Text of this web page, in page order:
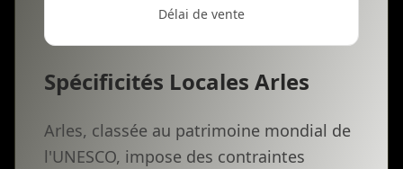
Délai de vente
Spécificités Locales Arles
Arles, classée au patrimoine mondial de
l'UNESCO, impose des contraintes